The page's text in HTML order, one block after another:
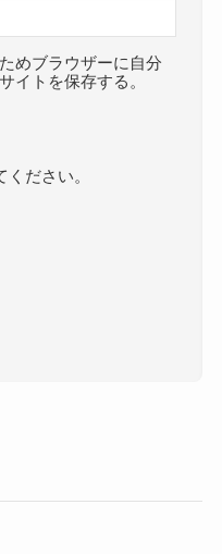
めブラウザーに自分
イトを保存する。
ください。